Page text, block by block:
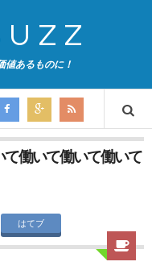
値あるものに！
働いて働いて働いて
はてブ